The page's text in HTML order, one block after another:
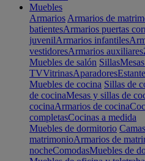
Muebles
Armarios Armarios de
batientesArmarios puertas
juvenilArmarios infantiles
vestidoresArmarios auxiliares
Muebles de salón Sillas
TVVitrinasAparadores
Muebles de cocina Sillas de
de cocinaMesas y sillas de
cocinaArmarios de cocina
completasCocinas a medida
Muebles de dormitorio
matrimonioArmarios de
nocheComodasMuebles de